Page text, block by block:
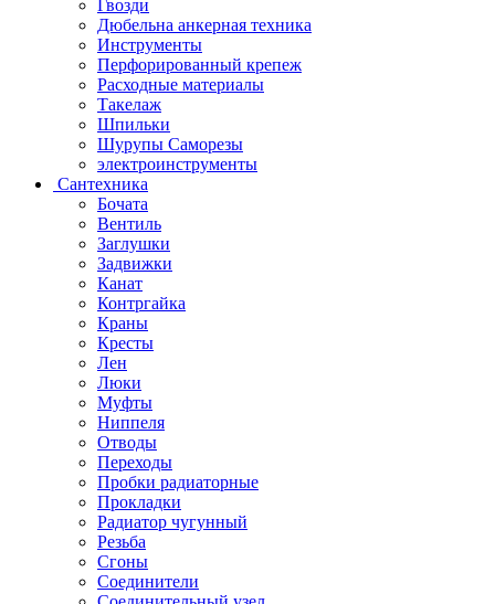
Гвозди
Дюбельна анкерная техника
Инструменты
Перфорированный крепеж
Расходные материалы
Такелаж
Шпильки
Шурупы Саморезы
электроинструменты
Сантехника
Бочата
Вентиль
Заглушки
Задвижки
Канат
Контргайка
Краны
Кресты
Лен
Люки
Муфты
Ниппеля
Отводы
Переходы
Пробки радиаторные
Прокладки
Радиатор чугунный
Резьба
Сгоны
Соединители